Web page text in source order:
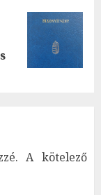
A kötelező